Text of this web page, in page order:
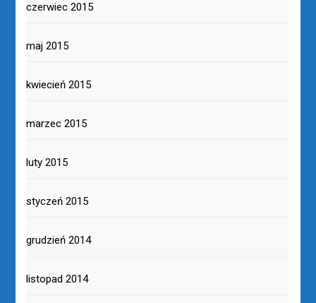
czerwiec 2015
maj 2015
kwiecień 2015
marzec 2015
luty 2015
styczeń 2015
grudzień 2014
listopad 2014